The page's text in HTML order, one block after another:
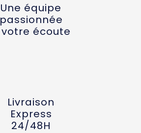
Une équipe
passionnée
écoute
Livraison
Express
24/48H